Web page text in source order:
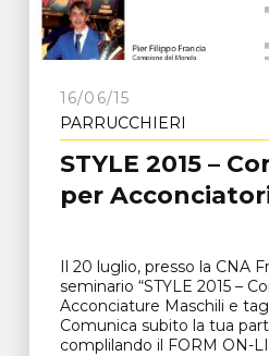
16/06/15
PARRUCCHIERI
STYLE 2015 –
per
Il 20 luglio, presso la CNA
seminario “STYLE 2015 –
Acconciature Maschili e
Comunica subito la tua
complilando il FORM ON-